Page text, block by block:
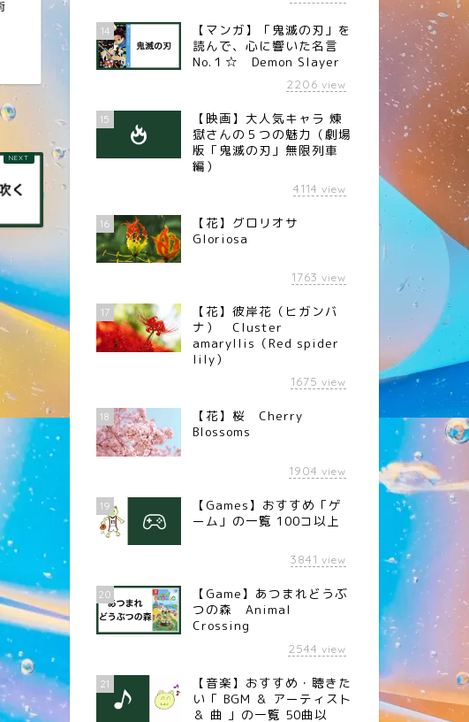
【名言】学歴と学力（SONY創業
者 盛田昭夫）
【名言】得意なもの（車椅子陸
上 パラリンピック金メダリスト
高田稔治）
14
【マンガ】「鬼滅の刃」を
読んで、心に響いた名言
No.１☆ Demon Slayer
2206 view
15
【映画】大人気キャラ 煉󠄁
獄さんの５つの魅力（劇場
版「鬼滅の刃」無限列車
編）
4114 view
16
【花】グロリオサ
Gloriosa
1763 view
17
【花】彼岸花（ヒガンバ
ナ） Cluster
amaryllis（Red spider
lily）
1675 view
18
【花】桜 Cherry
Blossoms
1904 view
19
【Games】おすすめ「ゲ
ーム」の一覧 100コ以上
3841 view
20
【Game】あつまれどうぶ
つの森 Animal
Crossing
2544 view
21
【音楽】おすすめ・聴きた
い「 BGM ＆ アーティスト
＆ 曲 」の一覧 50曲以